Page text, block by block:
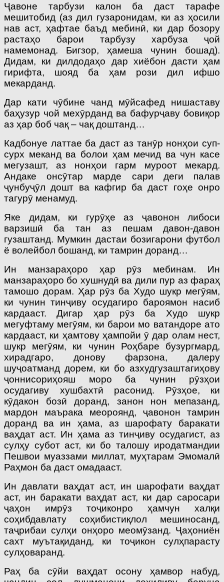
Ҷавоне тарбузи калон ба даст тарафе
мешитобид (аз дил гузаронидам, ки аз ҳосили
нав аст, ҳафтае баъд мебинӣ, ки дар бозору
растаҳо барои тарбузу харбуза ҷой
намемонад. Бигзор, ҳамеша чунин бошад).
Дидам, ки дилдодаҳо дар хиёбон дасти ҳам
гирифта, шояд ба ҳам рози дил ифшо
мекарданд.
Дар кати чӯбине чанд мӯйсафед нишаставу
баҳузур чой мехӯрданд ва бафурҷаву бовиқор
аз ҳар боб чақ – чақ доштанд…
Кадбонуе латтае ба даст аз танӯр нонҳои суп-
сурх меканд ва болои ҳам мечид ва чун касе
мегузашт, аз нонҳои гарм муроот мекард.
Андаке онсӯтар марде сари деги палав
ҷунбуҷӯл дошт ва кафгир ба даст гоҳе онро
тагурӯ менамуд.
Яке дидам, ки гурӯҳе аз ҷавонон либоси
варзишӣ ба тан аз пешам давон-давон
гузаштанд. Мумкин дастаи бозигарони футбол
ё волейбол бошанд, ки тамрин доранд…
Ин манзараҳоро ҳар рӯз мебинам. Ин
манзараҳоро бо хушнудӣ ва дили пур аз фараҳ
тамошо дорам. Ҳар рӯз ба Худо шукр мегӯям,
ки чунин тинҷиву осудагиро бароямон насиб
кардааст. Дигар ҳар рӯз ба Худо шукр
мегуфтаму мегӯям, ки барои мо ватандоре ато
кардааст, ки ҳамтову ҳампойи ӯ дар олам нест,
шукр мегӯям, ки чунин Роҳбаре бузургмард,
хирадгаро, донову фарзона, далеру
шуҷоатманд дорем, ки бо азхудгузаштагиҳову
ҷоннисориҳояш моро ба чунин рӯзҳои
осудагиву хушбахтӣ расонид. Рӯзҳое, ки
кӯдакон бозӣ доранд, занон нон мепазанд,
мардон маърака меороянд, ҷавонон тамрин
доранд ва ин ҳама, аз шарофату баракати
ваҳдат аст. Ин ҳама аз тинҷиву осудагист, аз
сулҳу субот аст, ки бо талошу иродатмандии
Пешвои муаззами миллат, муҳтарам Эмомалӣ
Раҳмон ба даст омадааст.
Ин давлати ваҳдат аст, ин шарофати ваҳдат
аст, ин баракати ваҳдат аст, ки дар саросари
ҷаҳон имрӯз тоҷиконро ҳамчун халқи
соҳибдавлату соҳибистиқлол мешиносанд,
таҷрибаи сулҳи онҳоро меомӯзанд. Ҷаҳониён
сахт муътақиданд, ки тоҷикон сулҳпарасту
сулҳоваранд.
Раҳ ба сӯйи ваҳдат осону ҳамвор набуд,